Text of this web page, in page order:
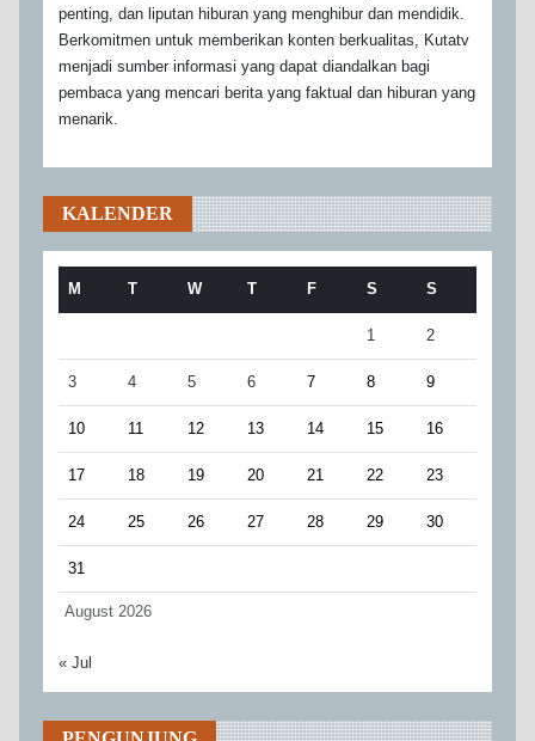
penting, dan liputan hiburan yang menghibur dan mendidik.
Berkomitmen untuk memberikan konten berkualitas, Kutatv
menjadi sumber informasi yang dapat diandalkan bagi
pembaca yang mencari berita yang faktual dan hiburan yang
menarik.
KALENDER
August 2026
M T W T F S S
1 2
3 4 5 6 7 8 9
10 11 12 13 14 15 16
17 18 19 20 21 22 23
24 25 26 27 28 29 30
31
« Jul